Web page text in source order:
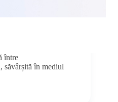
între
săvârșită în mediul